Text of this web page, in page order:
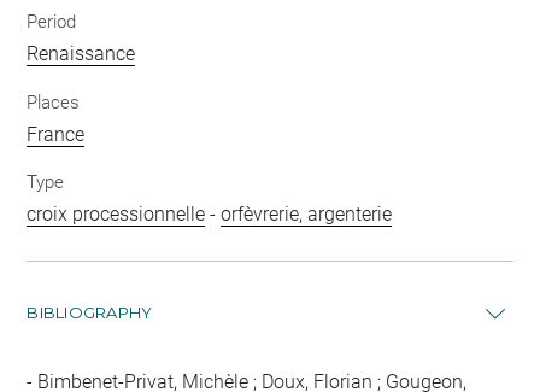
Period
Renaissance
Places
France
Type
croix processionnelle -orfèvrerie, argenterie
BIBLIOGRAPHY
Bimbenet-Privat, Michèle ; Doux, Florian ; Gougeon,